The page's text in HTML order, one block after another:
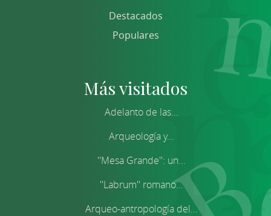
Destacados
Populares
Más visitados
Adelanto de las...
Arqueología y...
''Mesa Grande'': un...
''Labrum'' romano...
Arqueo-antropología del...